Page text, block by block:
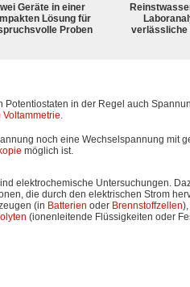
Geräte in einer
Lösung für
Proben
verlässliche
in der Regel auch
Voltammetrie.
noch eine Wechselspannung mit
möglich ist.
elektrochemische Untersuchungen.
die durch den elektrischen Strom
(in Batterien oder Brennstoffzellen
(ionenleitende Flüssigkeiten oder